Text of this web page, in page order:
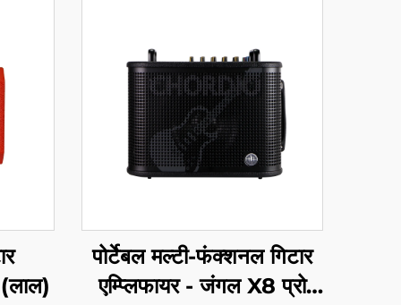
पोर्टेबल मल्टी-फंक्शनल गिटार
एम्प्लिफायर - जंगल X8 प्रो